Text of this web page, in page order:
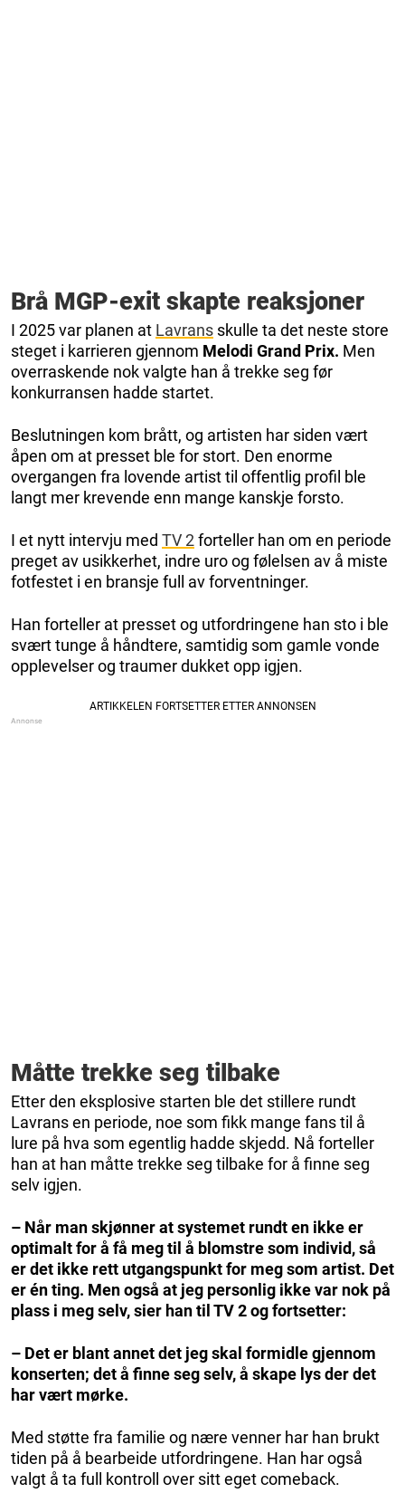
Brå MGP-exit skapte reaksjoner
I 2025 var planen at Lavrans skulle ta det neste store
steget i karrieren gjennom Melodi Grand Prix. Men
overraskende nok valgte han å trekke seg før
konkurransen hadde startet.
Beslutningen kom brått, og artisten har siden vært
åpen om at presset ble for stort. Den enorme
overgangen fra lovende artist til offentlig profil ble
langt mer krevende enn mange kanskje forsto.
I et nytt intervju med TV 2forteller han om en periode
preget av usikkerhet, indre uro og følelsen av å miste
fotfestet i en bransje full av forventninger.
Han forteller at presset og utfordringene han sto i ble
svært tunge å håndtere, samtidig som gamle vonde
opplevelser og traumer dukket opp igjen.
Måtte trekke seg tilbake
Etter den eksplosive starten ble det stillere rundt
Lavrans en periode, noe som fikk mange fans til å
lure på hva som egentlig hadde skjedd. Nå forteller
han at han måtte trekke seg tilbake for å finne seg
selv igjen.
– Når man skjønner at systemet rundt en ikke er
optimalt for å få meg til å blomstre som individ, så
er det ikke rett utgangspunkt for meg som artist. Det
er én ting. Men også at jeg personlig ikke var nok på
plass i meg selv, sier han til TV 2 og fortsetter:
– Det er blant annet det jeg skal formidle gjennom
konserten; det å finne seg selv, å skape lys der det
har vært mørke.
Med støtte fra familie og nære venner har han brukt
tiden på å bearbeide utfordringene. Han har også
valgt å ta full kontroll over sitt eget comeback.